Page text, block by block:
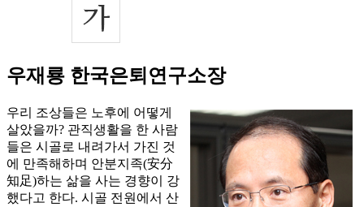
우재룡 한국은퇴연구소장
우리 조상들은 노후에 어떻게
살았을까? 관직생활을 한 사람
들은 시골로 내려가서 가진 것
에 만족해하며 안분지족(安分
知足)하는 삶을 사는 경향이 강
했다고 한다. 시골 전원에서 산